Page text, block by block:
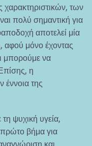
χαρακτηριστικών, των
πολύ σημαντική για
αποτελεί μία
, αφού μόνο έχοντας
μπορούμε να
η
έννοια της
ψυχική υγεία,
πρώτο βήμα για
και